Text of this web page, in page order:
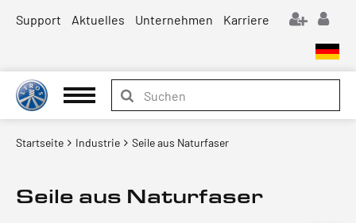
Support Aktuelles Unternehmen Karriere
Startseite Industrie Seile aus Naturfaser
Seile aus Naturfaser